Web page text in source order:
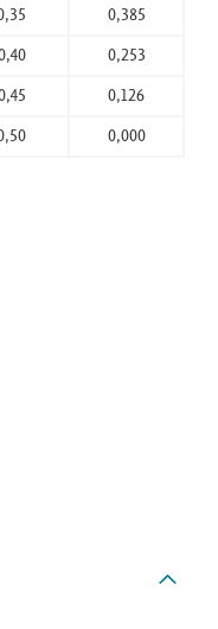
0,385
0,253
0,126
0,000